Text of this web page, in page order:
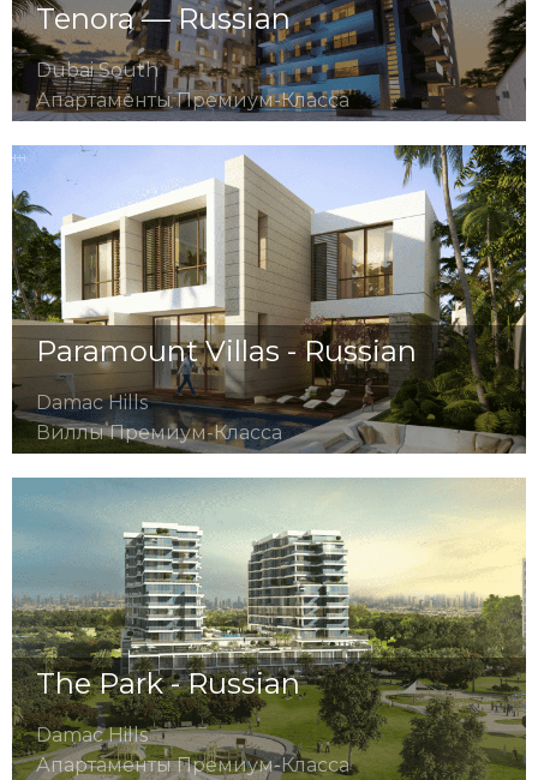
Tenora — Russian
Dubai South
Апартаменты Премиум-Класса
Paramount Villas - Russian
Damac Hills
Виллы Премиум-Класса
The Park - Russian
Damac Hills
Апартаменты Премиум-Класса